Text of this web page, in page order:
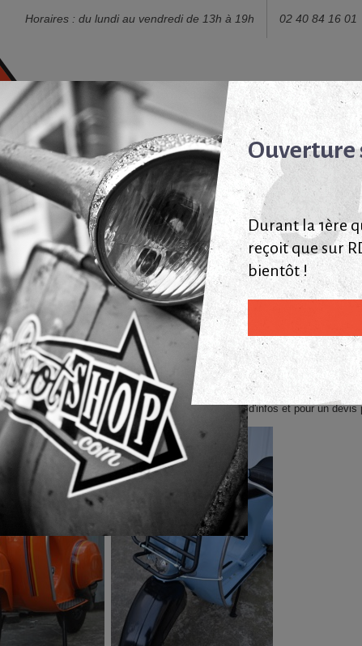
Ouverture
Durant la 1ère
reçoit que sur
bientôt !
Horaires : du lundi au vendredi de 13h à 19h 02 40 84 16 01
Notre Catalogue de pièces détachées Vespa
mesure de scooters Vespa
Vespa des années 50 à aujourd’hui.
mesure et en étroite collaborations avec vous. Tout le travail est
sablées, traitées, apprêtées et repeintes en cabine de peinture
refaites ou restaurées selon l’état, même chose pour la partie
( partie mécanique, électricité, carrosserie..) et les scooters sont livrés
Nos restaurations . Contactez nous pour plus d'infos et pour un